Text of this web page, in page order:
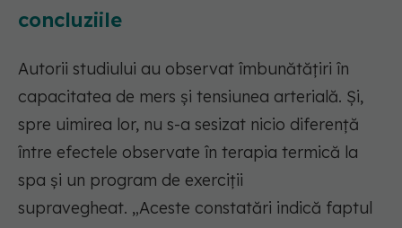
concluziile
Autorii studiului au observat îmbunătățiri în
capacitatea de mers și tensiunea arterială. Și,
spre uimirea lor, nu s-a sesizat nicio diferență
între efectele observate în terapia termică la
spa și un program de exerciții
supravegheat. „Aceste constatări indică faptul